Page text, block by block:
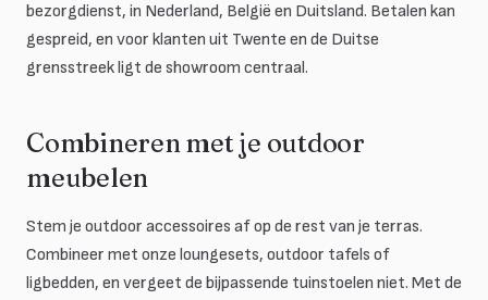
bezorgdienst, in Nederland, België en Duitsland. Betalen kan
gespreid, en voor klanten uit Twente en de Duitse
grensstreek ligt de showroom centraal.
Combineren met je outdoor
meubelen
Stem je outdoor accessoires af op de rest van je terras.
Combineer met onze loungesets, outdoor tafels of
ligbedden, en vergeet de bijpassende tuinstoelen niet. Met de